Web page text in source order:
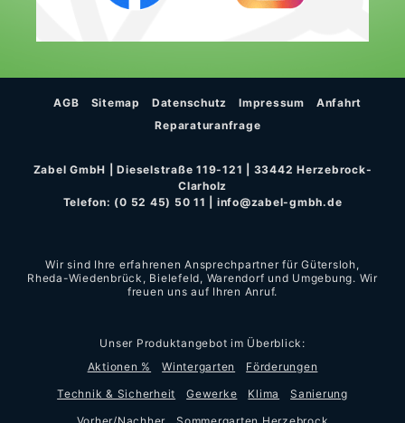
AGB Sitemap Datenschutz Impressum
Anfahrt
Reparaturanfrage
Zabel GmbH | Dieselstraße 119-121 | 33442 Herzebrock-
Clarholz
Telefon: (0 52 45) 50 11 info@zabel-gmbh.de
Wir sind Ihre erfahrenen Ansprechpartner für Gütersloh,
Rheda-Wiedenbrück, Bielefeld, Warendorf und Umgebung. Wir
freuen uns auf Ihren Anruf.
Unser Produktangebot im Überblick:
Aktionen %
Wintergarten
Förderungen
Technik & Sicherheit
Gewerke Klima
Sanierung